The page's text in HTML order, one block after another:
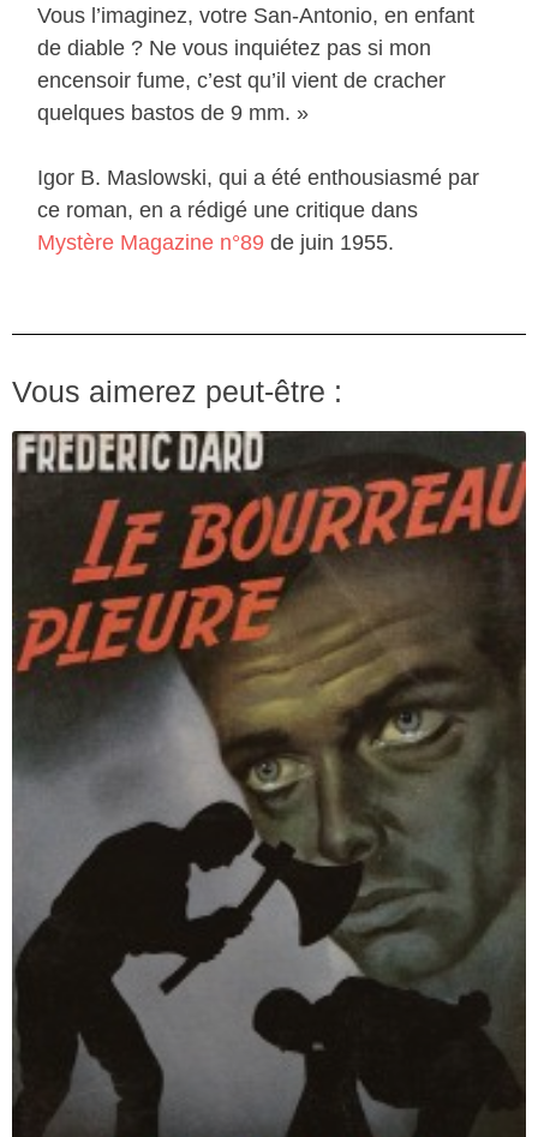
Vous l’imaginez, votre San-Antonio, en enfant
de diable ? Ne vous inquiétez pas si mon
encensoir fume, c’est qu’il vient de cracher
quelques bastos de 9 mm. »
Igor B. Maslowski, qui a été enthousiasmé par
ce roman, en a rédigé une critique dans
Mystère Magazine n°89 de juin 1955.
Vous aimerez peut-être :